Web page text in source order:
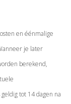
en éénmalige
je later
berekend,
tot 14 dagen na